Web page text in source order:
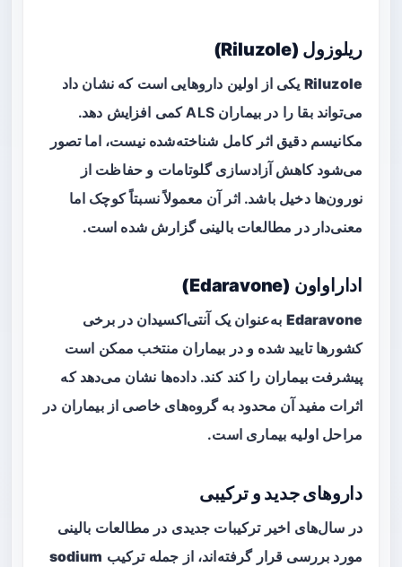
ریلوزول (Riluzole)
Riluzole یکی از اولین داروهایی است که نشان داد
می‌تواند بقا را در بیماران ALS کمی افزایش دهد.
مکانیسم دقیق اثر کامل شناخته‌شده نیست، اما تصور
می‌شود کاهش آزادسازی گلوتامات و حفاظت از
نورون‌ها دخیل باشد. اثر آن معمولاً نسبتاً کوچک اما
معنی‌دار در مطالعات بالینی گزارش شده است.
اداراواون (Edaravone)
Edaravone به‌عنوان یک آنتی‌اکسیدان در برخی
کشورها تایید شده و در بیماران منتخب ممکن است
پیشرفت بیماران را کند کند. داده‌ها نشان می‌دهد که
اثرات مفید آن محدود به گروه‌های خاصی از بیماران در
مراحل اولیه بیماری است.
داروهای جدید و ترکیبی
در سال‌های اخیر ترکیبات جدیدی در مطالعات بالینی
مورد بررسی قرار گرفته‌اند، از جمله ترکیب sodium